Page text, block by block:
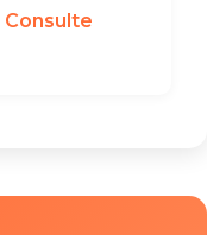
Consulte